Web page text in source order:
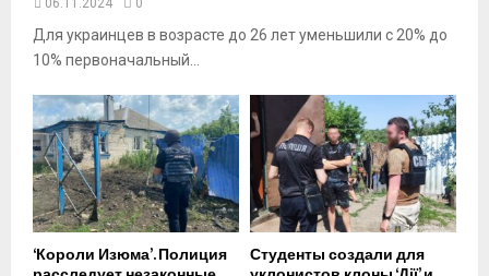
06.11.2024 0
Для украинцев в возрасте до 26 лет уменьшили с 20% до
10% первоначальный...
‘Короли Изюма’. Полиция Студенты создали для